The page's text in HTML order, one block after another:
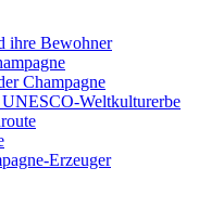
ihre Bewohner
Champagne
Weltkulturerbe
Erzeuger